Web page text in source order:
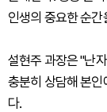
인생의 중요한 순
설현주 과장은 "난
충분히 상담해 본인
다.